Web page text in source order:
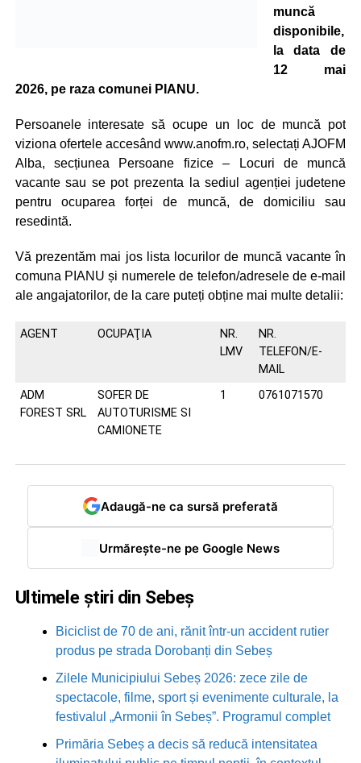
muncă
disponibile,
la data de
12 mai
2026, pe raza comunei PIANU.
Persoanele interesate să ocupe un loc de muncă pot
viziona ofertele accesând www.anofm.ro, selectați AJOFM
Alba, secțiunea Persoane fizice – Locuri de muncă
vacante sau se pot prezenta la sediul agenției judetene
pentru ocuparea forței de muncă, de domiciliu sau
resedintă.
Vă prezentăm mai jos lista locurilor de muncă vacante în
comuna PIANU și numerele de telefon/adresele de e-mail
ale angajatorilor, de la care puteți obține mai multe detalii:
AGENT OCUPAŢIA
NR.
LMV
NR.
TELEFON/E-
MAIL
ADM
FOREST SRL
SOFER DE
AUTOTURISME SI
CAMIONETE
1 0761071570
Adaugă-ne ca sursă preferată
Urmărește-ne pe Google News
Ultimele știri din Sebeș
Biciclist de 70 de ani, rănit într-un accident rutier
produs pe strada Dorobanți din Sebeș
Zilele Municipiului Sebeș 2026: zece zile de
spectacole, filme, sport și evenimente culturale, la
festivalul „Armonii în Sebeș”. Programul complet
Primăria Sebeș a decis să reducă intensitatea